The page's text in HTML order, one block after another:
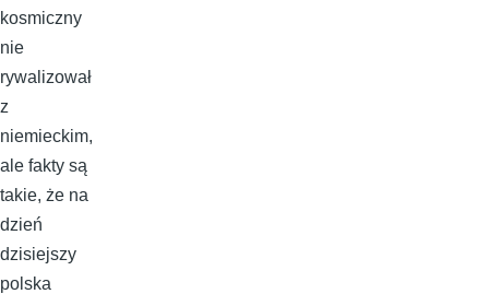
kosmiczny
nie
rywalizował
z
niemieckim,
ale fakty są
takie, że na
dzień
dzisiejszy
polska